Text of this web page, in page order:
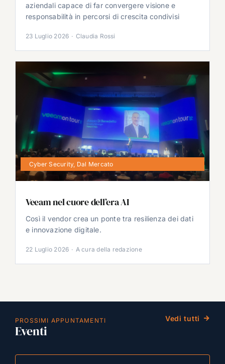
aziendali capace di far convergere visione e
responsabilità in percorsi di crescita condivisi
23 Luglio 2026 · Claudia Rossi
Cyber Security, Dal Mercato
Veeam nel cuore dell’era AI
Così il vendor crea un ponte tra resilienza dei dati
e innovazione digitale.
22 Luglio 2026 · A cura della redazione
PROSSIMI APPUNTAMENTI
Eventi
Vedi tutti